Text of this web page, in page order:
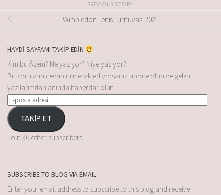
PREVIOUS STORY
Wimbledon Tenis Turnuvası 2021
HAYDİ SAYFAMI TAKİP EDİN
Kim bu Âzem? Ne yazıyor? Niye yazıyor?
Bu soruların cevabını merak ediyorsanız abone olun ve gelen
yazılarımdan anında haberdar olun.
TAKİP ET
Join 36 other subscribers.
SUBSCRIBE TO BLOG VIA EMAIL
Enter your email address to subscribe to this blog and receive